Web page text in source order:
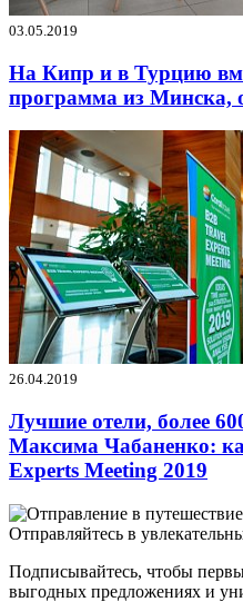
03.05.2019
На Кипр и в Турцию
программа из Минска,
26.04.2019
Лучшие отели, более
Максима Чабаненко:
Experts Meeting 2019
Отправляйтесь в
Подписывайтесь, чтобы
выгодных предложениях и